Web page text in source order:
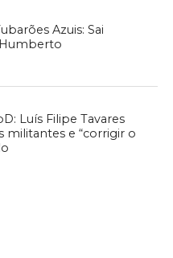
Azuis: Sai
Luís Filipe Tavares
militantes e “corrigir o